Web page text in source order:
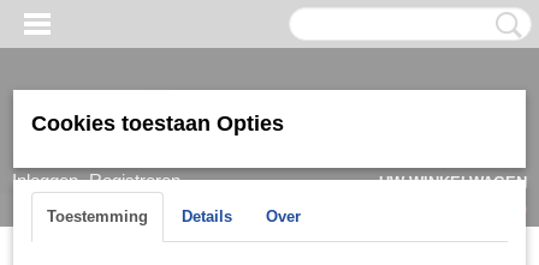
Inloggen Registreren
UW WINKELWAGEN
(0)
Cookies toestaan Opties
Toestemming Details Over